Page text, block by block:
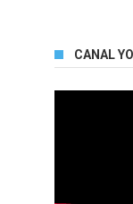
CANAL